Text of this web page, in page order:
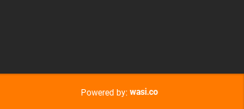
Powered by: wasi.co